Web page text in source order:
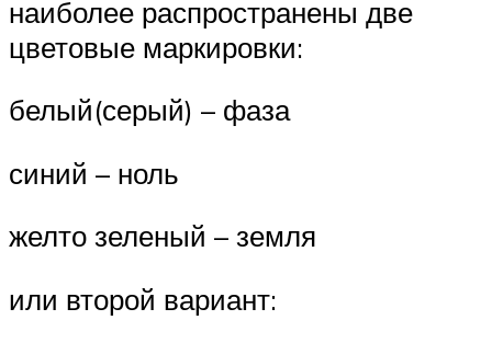
наиболее распространены две
цветовые маркировки:
белый(серый) – фаза
синий – ноль
желто зеленый – земля
или второй вариант: